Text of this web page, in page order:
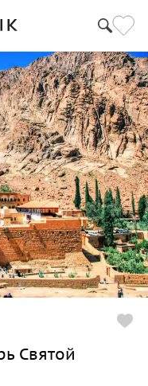
Святой